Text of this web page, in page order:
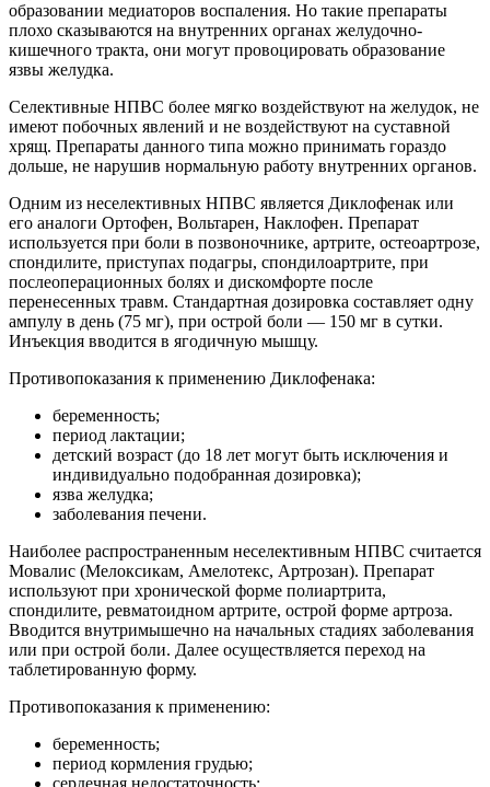
образовании медиаторов воспаления. Но такие препараты
плохо сказываются на внутренних органах желудочно-
кишечного тракта, они могут провоцировать образование
язвы желудка.
Селективные НПВС более мягко воздействуют на желудок, не
имеют побочных явлений и не воздействуют на суставной
хрящ. Препараты данного типа можно принимать гораздо
дольше, не нарушив нормальную работу внутренних органов.
Одним из неселективных НПВС является Диклофенак или
его аналоги Ортофен, Вольтарен, Наклофен. Препарат
используется при боли в позвоночнике, артрите, остеоартрозе,
спондилите, приступах подагры, спондилоартрите, при
послеоперационных болях и дискомфорте после
перенесенных травм. Стандартная дозировка составляет одну
ампулу в день (75 мг), при острой боли — 150 мг в сутки.
Инъекция вводится в ягодичную мышцу.
Противопоказания к применению Диклофенака:
беременность;
период лактации;
детский возраст (до 18 лет могут быть исключения и
индивидуально подобранная дозировка);
язва желудка;
заболевания печени.
Наиболее распространенным неселективным НПВС считается
Мовалис (Мелоксикам, Амелотекс, Артрозан). Препарат
используют при хронической форме полиартрита,
спондилите, ревматоидном артрите, острой форме артроза.
Вводится внутримышечно на начальных стадиях заболевания
или при острой боли. Далее осуществляется переход на
таблетированную форму.
Противопоказания к применению:
беременность;
период кормления грудью;